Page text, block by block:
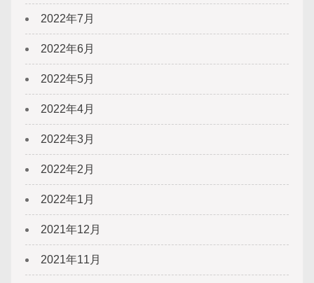
2022年7月
2022年6月
2022年5月
2022年4月
2022年3月
2022年2月
2022年1月
2021年12月
2021年11月